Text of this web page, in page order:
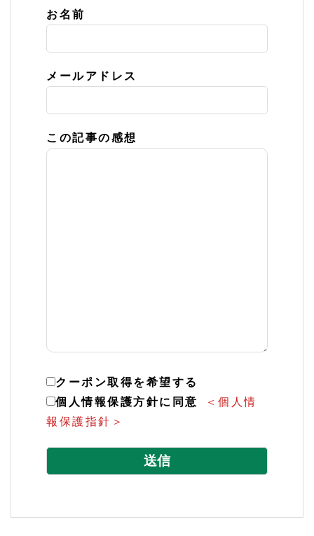
お名前
メールアドレス
この記事の感想
クーポン取得を希望する
個人情報保護方針に同意
＜個人情
報保護指針＞
ー